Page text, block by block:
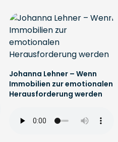
Johanna Lehner – Wenn
Immobilien zur emotionalen
Herausforderung werden